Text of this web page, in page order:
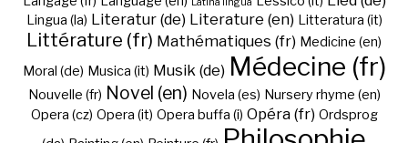
Latīna lingua
Lingua (la) Literatur (de) Literature (en) Litteratura (it)
Littérature (fr) Mathématiques (fr) Medicine (en)
Moral (de) Musica (it) Musik (de) Médecine (fr)
Nouvelle (fr) Novel (en) Novela (es) Nursery rhyme (en)
Opera (cz) Opera (it) Opera buffa (i) Opéra (fr) Ordsprog